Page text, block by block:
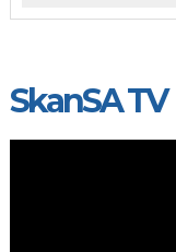
SkanSA TV